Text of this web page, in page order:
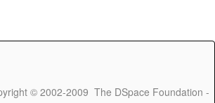
© 2002-2009 The DSpace Foundation -